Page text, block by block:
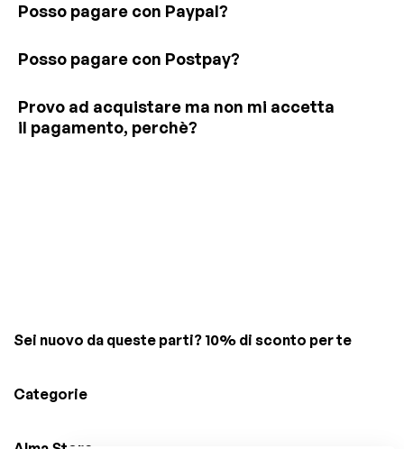
Posso pagare con Paypal?
Posso pagare con Postpay?
Provo ad acquistare ma non mi accetta
il pagamento, perchè?
Sei nuovo da queste parti? 10% di sconto per te
Categorie